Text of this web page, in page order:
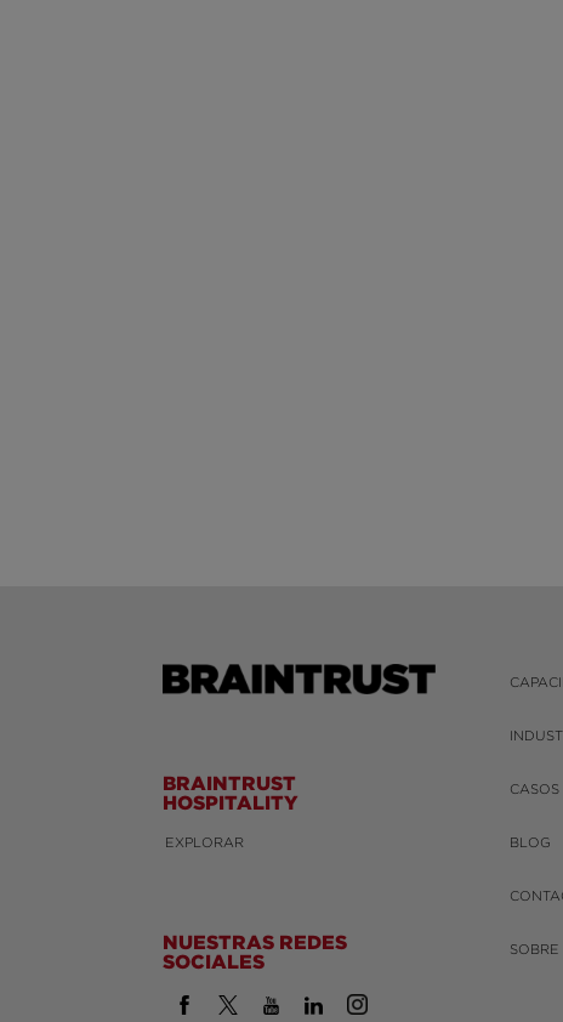
BRAINTRUST
HOSPITALITY
EXPLORAR
NUESTRAS REDES
SOCIALES
CASOS
BLOG
SOBRE